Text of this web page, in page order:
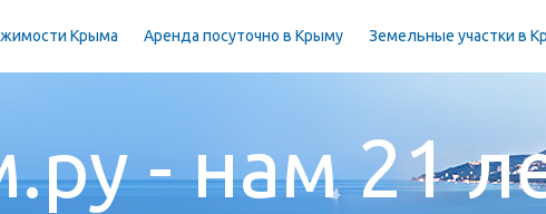
Крыма Аренда посуточно в Крыму Земельные участки в
- нам 21